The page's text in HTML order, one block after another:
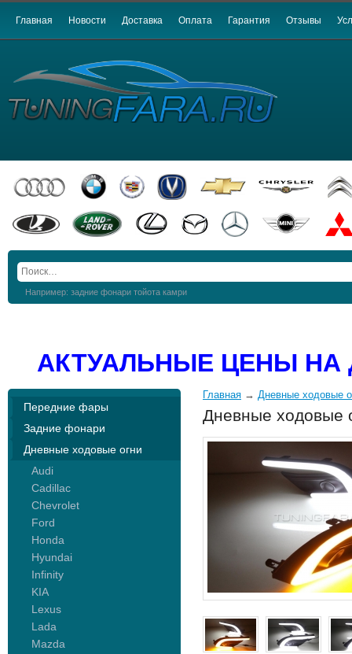
Главная Новости Доставка Оплата Гарантия Отзывы
Например: задние фонари тойота камри
АКТУАЛЬНЫЕ ЦЕНЫ
Передние фары
Задние фонари
Дневные ходовые огни
Audi
Cadillac
Chevrolet
Ford
Honda
Hyundai
Infinity
KIA
Lexus
Lada
Mazda
Главная → Дневные ходовые
Дневные ходовые